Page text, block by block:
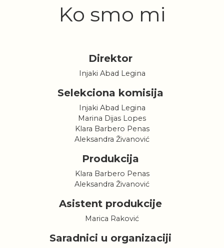
Ko smo mi
Direktor
Injaki Abad Legina
Selekciona komisija
Injaki Abad Legina
Marina Dijas Lopes
Klara Barbero Penas
Aleksandra Živanović
Produkcija
Klara Barbero Penas
Aleksandra Živanović
Asistent produkcije
Marica Raković
Saradnici u organizaciji